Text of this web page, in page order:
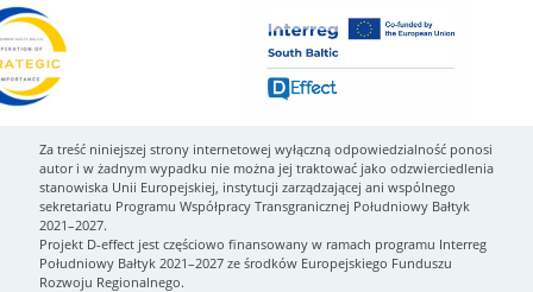
Za treść niniejszej strony internetowej wyłączną odpowiedzialność ponosi
autor i w żadnym wypadku nie można jej traktować jako odzwierciedlenia
stanowiska Unii Europejskiej, instytucji zarządzającej ani wspólnego
sekretariatu Programu Współpracy Transgranicznej Południowy Bałtyk
2021–2027.
Projekt D-effect jest częściowo finansowany w ramach programu Interreg
Południowy Bałtyk 2021–2027 ze środków Europejskiego Funduszu
Rozwoju Regionalnego.